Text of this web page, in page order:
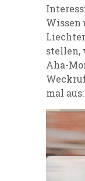
Wissen
stellen,
Aha-
mal aus: